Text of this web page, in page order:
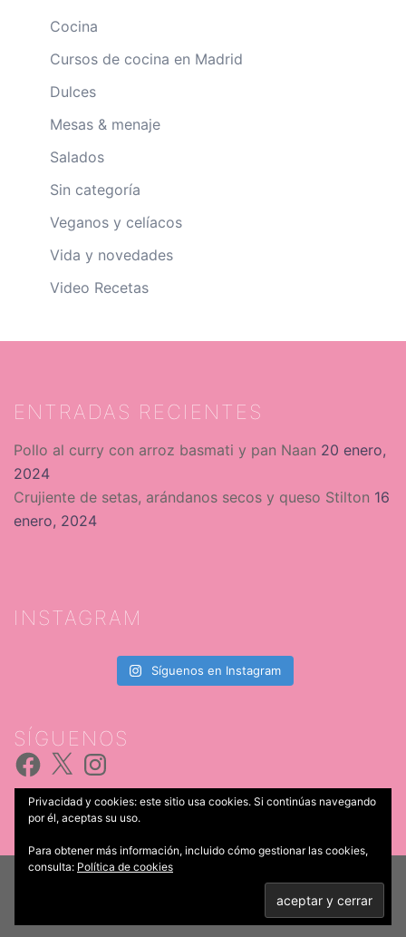
Cocina
Cursos de cocina en Madrid
Dulces
Mesas & menaje
Salados
Sin categoría
Veganos y celíacos
Vida y novedades
Video Recetas
ENTRADAS RECIENTES
Pollo al curry con arroz basmati y pan Naan 20 enero,
2024
Crujiente de setas, arándanos secos y queso Stilton 16
enero, 2024
INSTAGRAM
Síguenos en Instagram
SÍGUENOS
Facebook
X Instagram
© 2026 Catering Iria Castro. Funciona gracias a
Privacidad y cookies: este sitio usa cookies. Si continúas navegando
por él, aceptas su uso.
Para obtener más información, incluido cómo gestionar las cookies,
consulta: Política de cookies